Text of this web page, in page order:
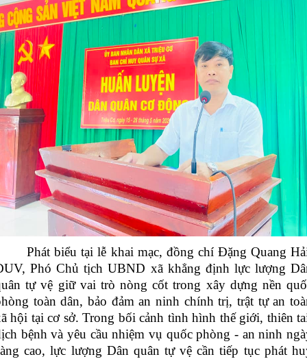
Phát biểu tại lễ khai mạc, đồng chí Đặng Quang
Phó Chủ tịch UBND xã khẳng định lực lượng
tự vệ giữ vai trò nòng cốt trong xây dựng nền
toàn dân, bảo đảm an ninh chính trị, trật tự an
hội tại cơ sở. Trong bối cảnh tình hình thế giới, thiên
bệnh và yêu cầu nhiệm vụ quốc phòng - an ninh
cao, lực lượng Dân quân tự vệ cần tiếp tục phát